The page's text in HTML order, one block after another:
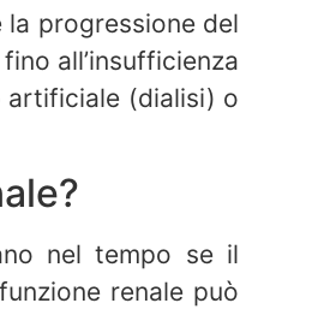
progressione del
all’insufficienza
artificiale (dialisi) o
nel tempo se il
renale può